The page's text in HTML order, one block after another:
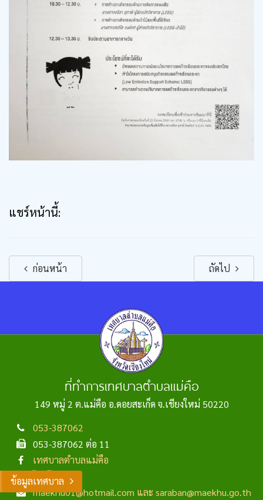
ข้อมูลเทศบาล
แชร์หน้านี้:
ก่อนหน้า ถัดไป
ที่ทำการเทศบาลตำบลแม่คือ
149 หมู่ 2 ต.แม่คือ อ.ดอยสะเก็ด จ.เชียงใหม่ 50220
053-387062
053-387062 ต่อ 11
เทศบาลตำบลแม่คือ
ไลน์ไอดี ...
maekhu01@hotmail.com และ saraban@maekhu.go.th